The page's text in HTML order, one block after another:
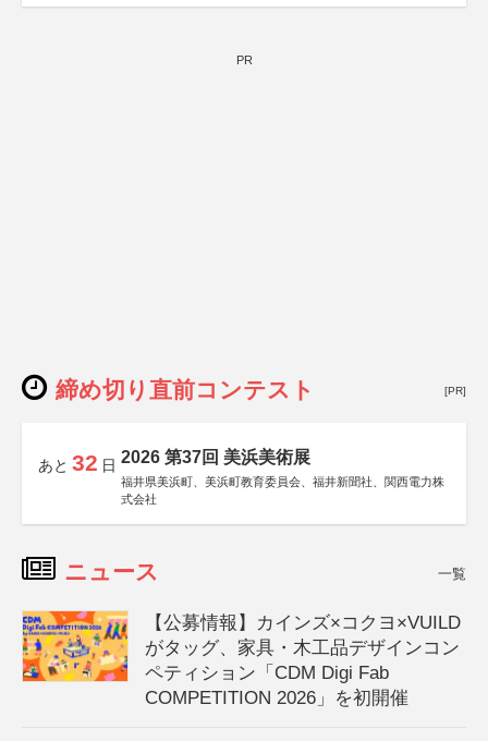
PR
締め切り直前コンテスト [PR]
あと 32 日 2026 第37回 美浜美術展
福井県美浜町、美浜町教育委員会、福井新聞社、関西電力株
式会社
ニュース 一覧
【公募情報】カインズ×コクヨ×VUILD
がタッグ、家具・木工品デザインコン
ペティション「CDM Digi Fab
COMPETITION 2026」を初開催